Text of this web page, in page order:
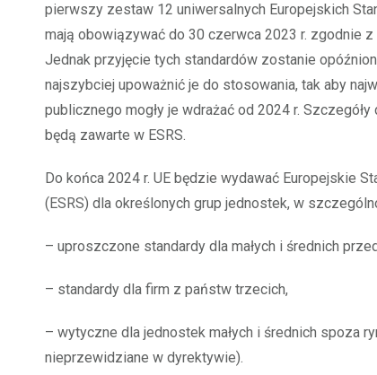
pierwszy zestaw 12 uniwersalnych Europejskich
mają obowiązywać do 30 czerwca 2023 r. zgodnie
Jednak przyjęcie tych standardów zostanie
najszybciej upoważnić je do stosowania, tak aby
publicznego mogły je wdrażać od 2024 r.
będą zawarte w ESRS.
Do końca 2024 r. UE będzie wydawać Europejskie
(ESRS) dla określonych grup jednostek, w
– uproszczone standardy dla małych i średnich
– standardy dla firm z państw trzecich,
– wytyczne dla jednostek małych i średnich spoza
nieprzewidziane w dyrektywie).